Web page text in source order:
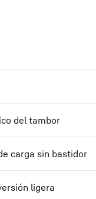
del tambor
carga sin bastidor
ligera